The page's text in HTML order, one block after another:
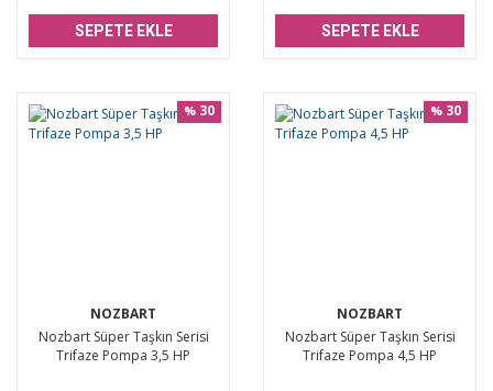
SEPETE EKLE SEPETE EKLE
NOZBART
Nozbart Süper Taşkın Serisi
Trifaze Pompa 3,5 HP
% 30
NOZBART
Nozbart Süper Taşkın Serisi
Trifaze Pompa 4,5 HP
% 30